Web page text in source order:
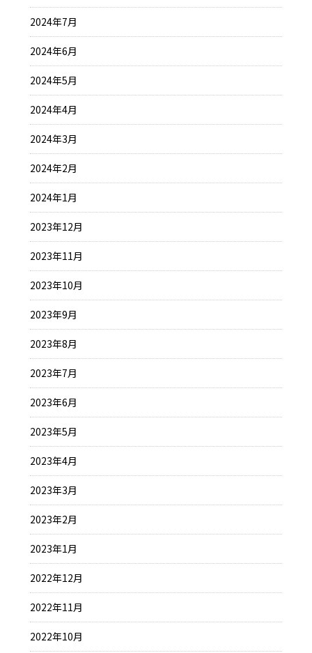
2024年7月
2024年6月
2024年5月
2024年4月
2024年3月
2024年2月
2024年1月
2023年12月
2023年11月
2023年10月
2023年9月
2023年8月
2023年7月
2023年6月
2023年5月
2023年4月
2023年3月
2023年2月
2023年1月
2022年12月
2022年11月
2022年10月